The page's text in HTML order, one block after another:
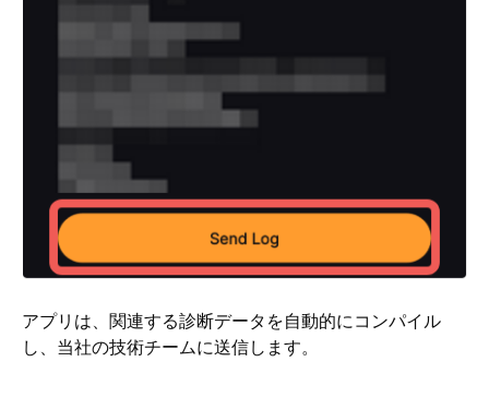
アプリは、関連する診断データを自動的にコンパイル
し、当社の技術チームに送信します。